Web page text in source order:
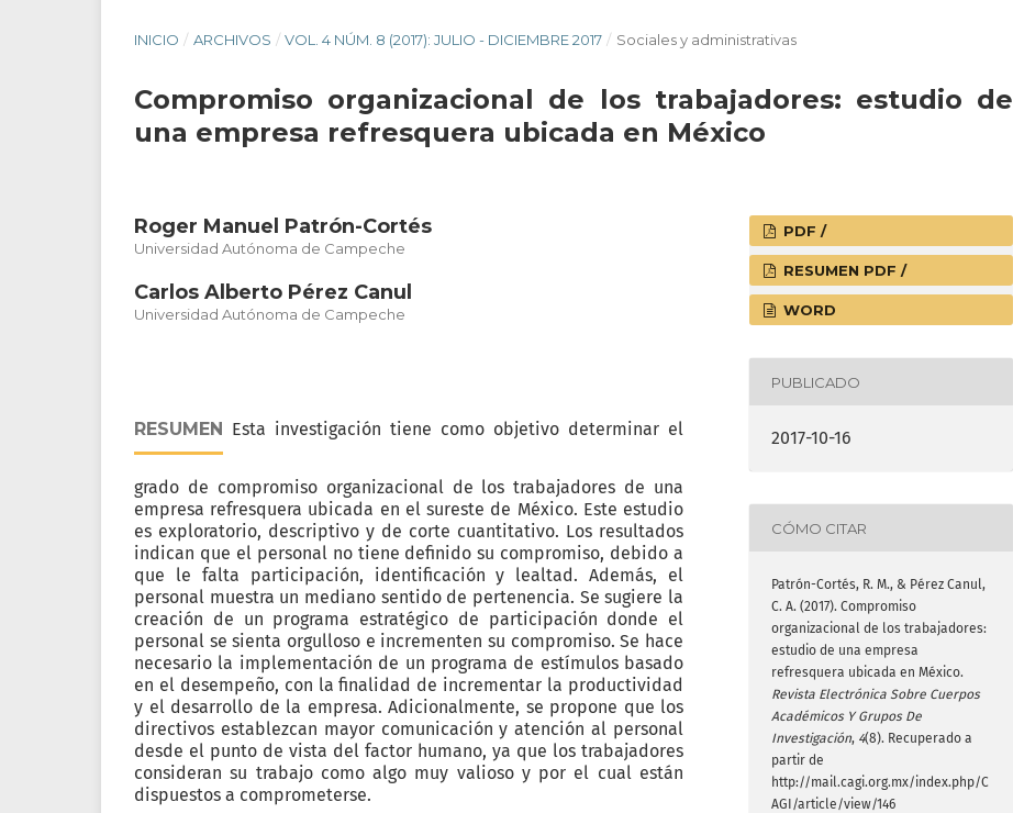
INICIO / ARCHIVOS / VOL. 4 NÚM. 8 (2017): JULIO - DICIEMBRE 2017 / Sociales y administrativas
Compromiso organizacional de los trabajadores: estudio de
una empresa refresquera ubicada en México
Roger Manuel Patrón-Cortés
Universidad Autónoma de Campeche
Carlos Alberto Pérez Canul
Universidad Autónoma de Campeche
RESUMEN Esta investigación tiene como objetivo determinar el
grado de compromiso organizacional de los trabajadores de una
empresa refresquera ubicada en el sureste de México. Este estudio
es exploratorio, descriptivo y de corte cuantitativo. Los resultados
indican que el personal no tiene definido su compromiso, debido a
que le falta participación, identificación y lealtad. Además, el
personal muestra un mediano sentido de pertenencia. Se sugiere la
creación de un programa estratégico de participación donde el
personal se sienta orgulloso e incrementen su compromiso. Se hace
necesario la implementación de un programa de estímulos basado
en el desempeño, con la finalidad de incrementar la productividad
y el desarrollo de la empresa. Adicionalmente, se propone que los
directivos establezcan mayor comunicación y atención al personal
desde el punto de vista del factor humano, ya que los trabajadores
consideran su trabajo como algo muy valioso y por el cual están
dispuestos a comprometerse.
PDF /
RESUMEN PDF /
WORD
PUBLICADO
2017-10-16
CÓMO CITAR
Patrón-Cortés, R. M., & Pérez Canul,
C. A. (2017). Compromiso
organizacional de los trabajadores:
estudio de una empresa
refresquera ubicada en México.
Revista Electrónica Sobre Cuerpos
Académicos Y Grupos De
Investigación, 4(8). Recuperado a
partir de
http://mail.cagi.org.mx/index.php/C
AGI/article/view/146